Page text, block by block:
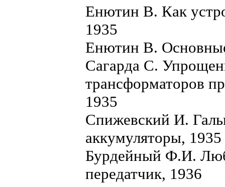
Енютин В. Как
1935
Енютин В.
Сагарда С.
трансформаторов
1935
Спижевский И.
аккумуляторы, 1935
Бурдейный Ф.И.
передатчик, 1936